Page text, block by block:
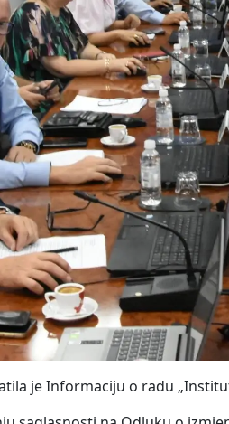
je Informaciju o radu